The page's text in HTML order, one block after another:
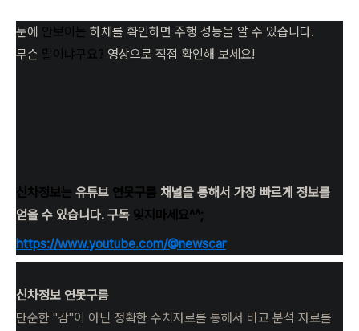
눈에 안보이는 하체를 확인하면 주행 성능을 알 수 있습니다.
무슨 말이냐구요? 영상으로 직접 확인해 보세요!
신차정보는 유튜브 연못구름 채널을 통해서 가장 빠르게 정보를
얻을 수 있습니다. 구독 잊지마세요^^;
https://www.youtube.com/@newscar
신차정보 연못구름
단순한 "감"이 아닌 정확한 수치자료를 통해서 비교 분석 자료를